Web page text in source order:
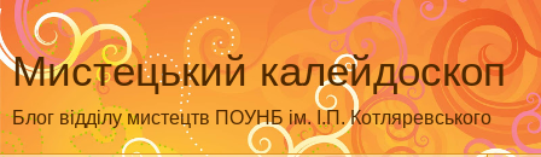
Мистецький калейдоскоп
Блог відділу мистецтв ПОУНБ ім. І.П. Котляревського